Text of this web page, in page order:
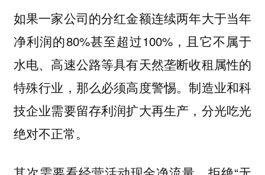
如果一家公司的分红金额连续两年大于当年
净利润的80%甚至超过100%，且它不属于
水电、高速公路等具有天然垄断收租属性的
特殊行业，那么必须高度警惕。制造业和科
技企业需要留存利润扩大再生产，分光吃光
绝对不正常。